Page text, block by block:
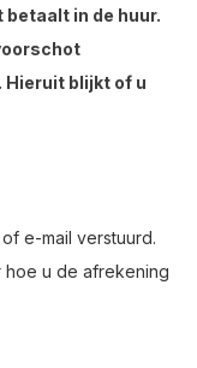
in de huur.
Hieruit blijkt of u
e-mail verstuurd.
u de afrekening